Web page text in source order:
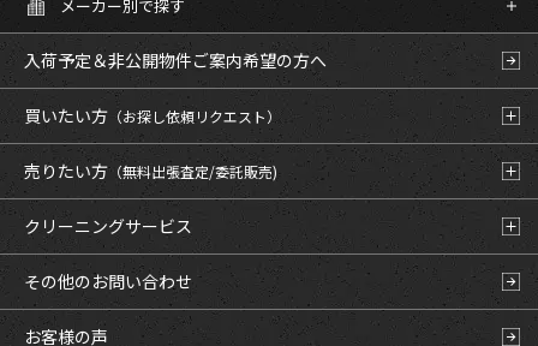
メーカー別で探す
入荷予定＆非公開物件ご案内希望の方へ
買いたい方 （お探し依頼リクエスト）
売りたい方（無料出張査定/委託販売)
クリーニングサービス
その他のお問い合わせ
お客様の声